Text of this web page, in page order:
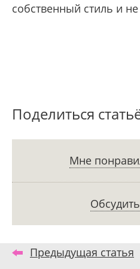
собственный стиль и не
Поделиться
Мне
Предыдущая статья